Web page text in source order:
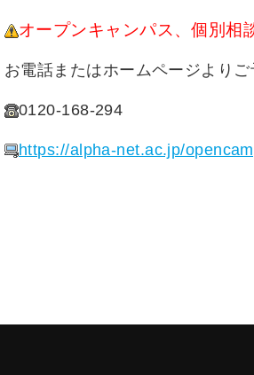
オープンキャンパス、個別相
お電話またはホームページよりご
0120-168-294
https://alpha-net.ac.jp/